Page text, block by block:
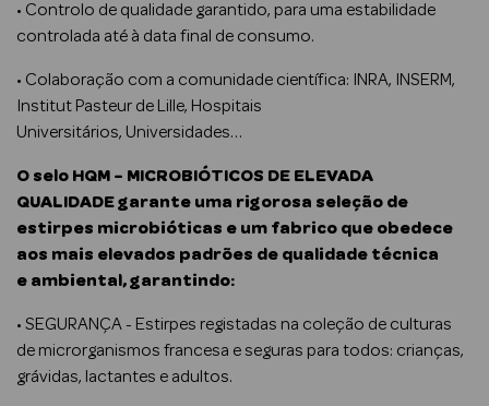
Coffrets de
Mulher
Coffrets de
• Controlo de qualidade garantido, para uma estabilidade
controlada até à data final de consumo.
• Colaboração com a comunidade científica: INRA, INSERM,
Institut Pasteur de Lille, Hospitais
Universitários, Universidades…
O selo HQM - MICROBIÓTICOS DE ELEVADA
QUALIDADE garante uma rigorosa seleção de
estirpes microbióticas e um fabrico que obedece
aos mais elevados padrões de qualidade técnica
e ambiental, garantindo:
• SEGURANÇA - Estirpes registadas na coleção de culturas
de microrganismos francesa e seguras para todos: crianças,
grávidas, lactantes e adultos.